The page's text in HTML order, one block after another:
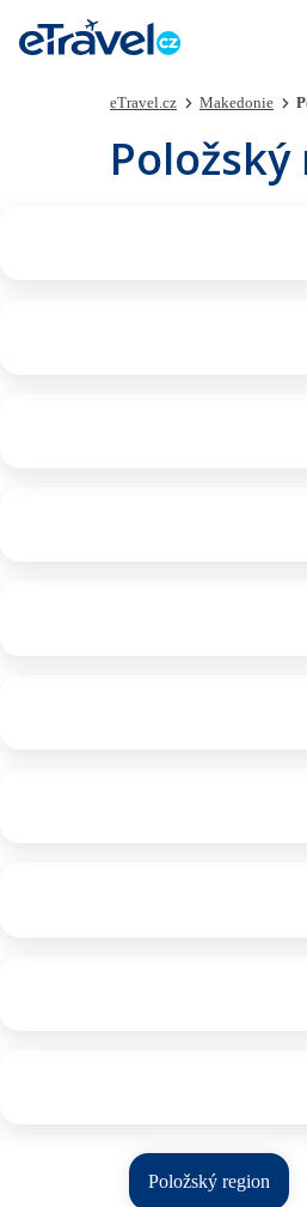
eTravel.cz Makedonie
Položský region